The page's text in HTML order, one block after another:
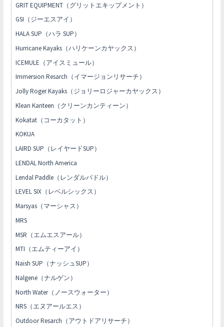
GRIT EQUIPMENT（グリットエキップメント）
GSI（ジーエスアイ）
HALA SUP（ハラ SUP）
Hurricane Kayaks（ハリケーンカヤックス）
ICEMULE（アイスミュール）
Immersion Resarch（イマージョンリサーチ）
Jolly Roger Kayaks（ジョリーロジャーカヤックス）
Klean Kanteen（クリーンカンティーン）
Kokatat（コーカタット）
KOKUA
LAIRD SUP（レイヤードSUP）
LENDAL North America
Lendal Paddle（レンダルパドル）
LEVEL SIX（レベルシックス）
Marsyas（マーシャス）
MRS
MSR（エムエスアール）
MTI（エムティーアイ）
Naish SUP（ナッシュSUP）
Nalgene（ナルゲン）
North Water（ノースウォーター）
NRS（エヌアールエス）
Outdoor Resarch（アウトドアリサーチ）